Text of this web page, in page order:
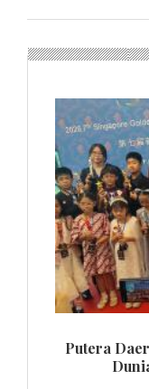
Putera